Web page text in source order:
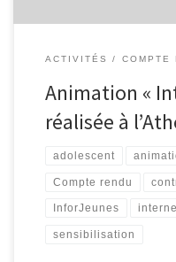
ACTIVITÉS COMPTE
Animation «
réalisée à
adolescent
Compte rendu
InforJeunes
sensibilisation